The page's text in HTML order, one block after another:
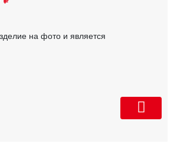
на фото и является